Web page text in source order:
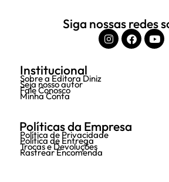
Siga nossas redes
Institucional
Sobre a Editora Diniz
Seja nosso autor
Fale Conosco
Minha Conta
Políticas da Empresa
Política de Privacidade
Política de Entrega
Trocas e Devoluções
Rastrear Encomenda